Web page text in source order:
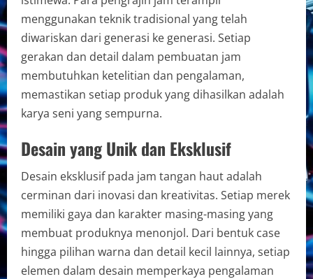
menggunakan teknik tradisional yang telah
diwariskan dari generasi ke generasi. Setiap
gerakan dan detail dalam pembuatan jam
membutuhkan ketelitian dan pengalaman,
memastikan setiap produk yang dihasilkan adalah
karya seni yang sempurna.
Desain yang Unik dan Eksklusif
Desain eksklusif pada jam tangan haut adalah
cerminan dari inovasi dan kreativitas. Setiap merek
memiliki gaya dan karakter masing-masing yang
membuat produknya menonjol. Dari bentuk case
hingga pilihan warna dan detail kecil lainnya, setiap
elemen dalam desain memperkaya pengalaman